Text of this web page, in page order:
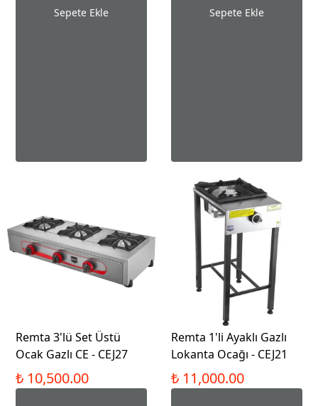
Sepete Ekle Sepete Ekle
Remta 3'lü Set Üstü
Ocak Gazlı CE - CEJ27
₺ 10,500.00
Remta 1'li Ayaklı Gazlı
Lokanta Ocağı - CEJ21
₺ 11,000.00